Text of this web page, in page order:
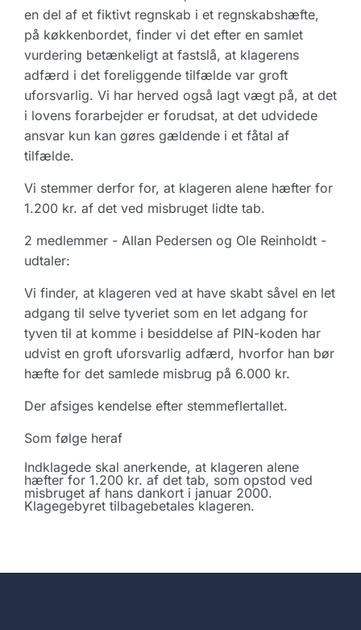
en del af et fiktivt regnskab i et regnskabshæfte,
på køkkenbordet, finder vi det efter en samlet
vurdering betænkeligt at fastslå, at klagerens
adfærd i det foreliggende tilfælde var groft
uforsvarlig. Vi har herved også lagt vægt på, at det
i lovens forarbejder er forudsat, at det udvidede
ansvar kun kan gøres gældende i et fåtal af
tilfælde.
Vi stemmer derfor for, at klageren alene hæfter for
1.200 kr. af det ved misbruget lidte tab.
2 medlemmer - Allan Pedersen og Ole Reinholdt -
udtaler:
Vi finder, at klageren ved at have skabt såvel en let
adgang til selve tyveriet som en let adgang for
tyven til at komme i besiddelse af PIN-koden har
udvist en groft uforsvarlig adfærd, hvorfor han bør
hæfte for det samlede misbrug på 6.000 kr.
Der afsiges kendelse efter stemmeflertallet.
Som følge heraf
Indklagede skal anerkende, at klageren alene
hæfter for 1.200 kr. af det tab, som opstod ved
misbruget af hans dankort i januar 2000.
Klagegebyret tilbagebetales klageren.